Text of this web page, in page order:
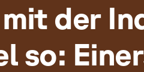
der
so: